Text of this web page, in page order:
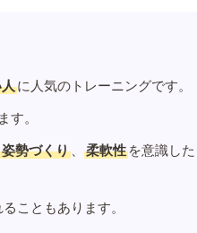
に人気のトレーニングです。
。
姿勢づくり 、 柔軟性 を意識した
こともあります。